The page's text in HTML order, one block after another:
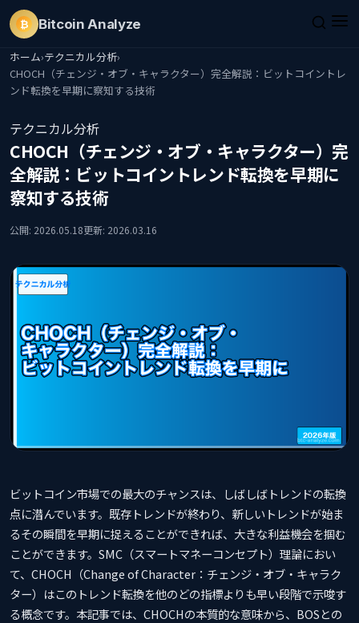
₿ Bitcoin Analyze
ホーム›テクニカル分析›
CHOCH（チェンジ・オブ・キャラクター）完全解説：ビットコイントレ
ンド転換を早期に察知する技術
テクニカル分析
CHOCH（チェンジ・オブ・キャラクター）完
全解説：ビットコイントレンド転換を早期に
察知する技術
公開: 2026.05.18更新: 2026.03.16
ビットコイン市場での最大のチャンスは、しばしばトレンドの転換
点に潜んでいます。既存トレンドが終わり、新しいトレンドが始ま
るその瞬間を早期に捉えることができれば、大きな利益機会を掴む
ことができます。SMC（スマートマネーコンセプト）理論におい
て、CHOCH（Change of Character：チェンジ・オブ・キャラク
ター）はこのトレンド転換を他のどの指標よりも早い段階で示唆す
る概念です。本記事では、CHOCHの本質的な意味から、BOSとの